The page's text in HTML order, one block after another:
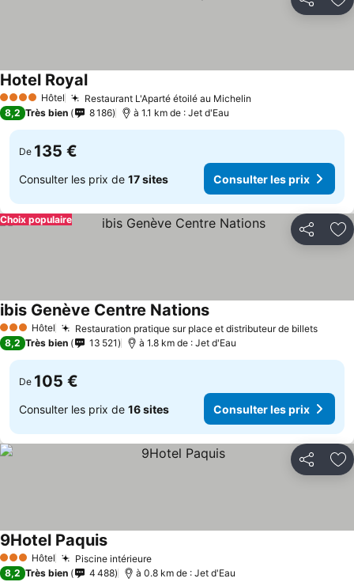
Partager
4 Étoiles Hôtel Restaurant L'Aparté étoilé au Michelin
Hotel Royal
8,2 Très bien 8 186 à 1.1 km de : Jet d'Eau
De 135 €
Consulter les prix de 17 sites Consulter les prix
Partager
Choix populaire
3 ÉtoilesHôtel Restauration pratique sur place et distributeur de billets
ibis Genève Centre Nations
8,2 Très bien 13 521 à 1.8 km de : Jet d'Eau
De 105 €
Consulter les prix de 16 sites Consulter les prix
Partager
3 ÉtoilesHôtel Piscine intérieure
9Hotel Paquis
8,2 Très bien 4 488 à 0.8 km de : Jet d'Eau